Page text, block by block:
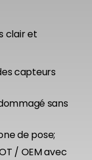
clair et
capteurs
sans
de pose;
/ OEM avec